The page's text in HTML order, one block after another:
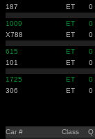
187
ET 0
1009 ET 0
X788
ET 0
615 ET 0
101
ET 0
1725 ET 0
306
ET 0
Car # Class Q